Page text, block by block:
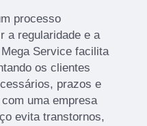
processo
a regularidade e a
Service facilita
os clientes
prazos e
uma empresa
evita transtornos,